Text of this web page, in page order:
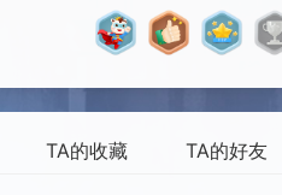
TA的收藏 TA的好友